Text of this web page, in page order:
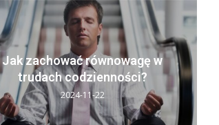
Jak zachować równowagę w
trudach codzienności?
2024-11-22